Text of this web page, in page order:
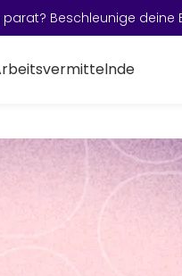
Beschleunige deine